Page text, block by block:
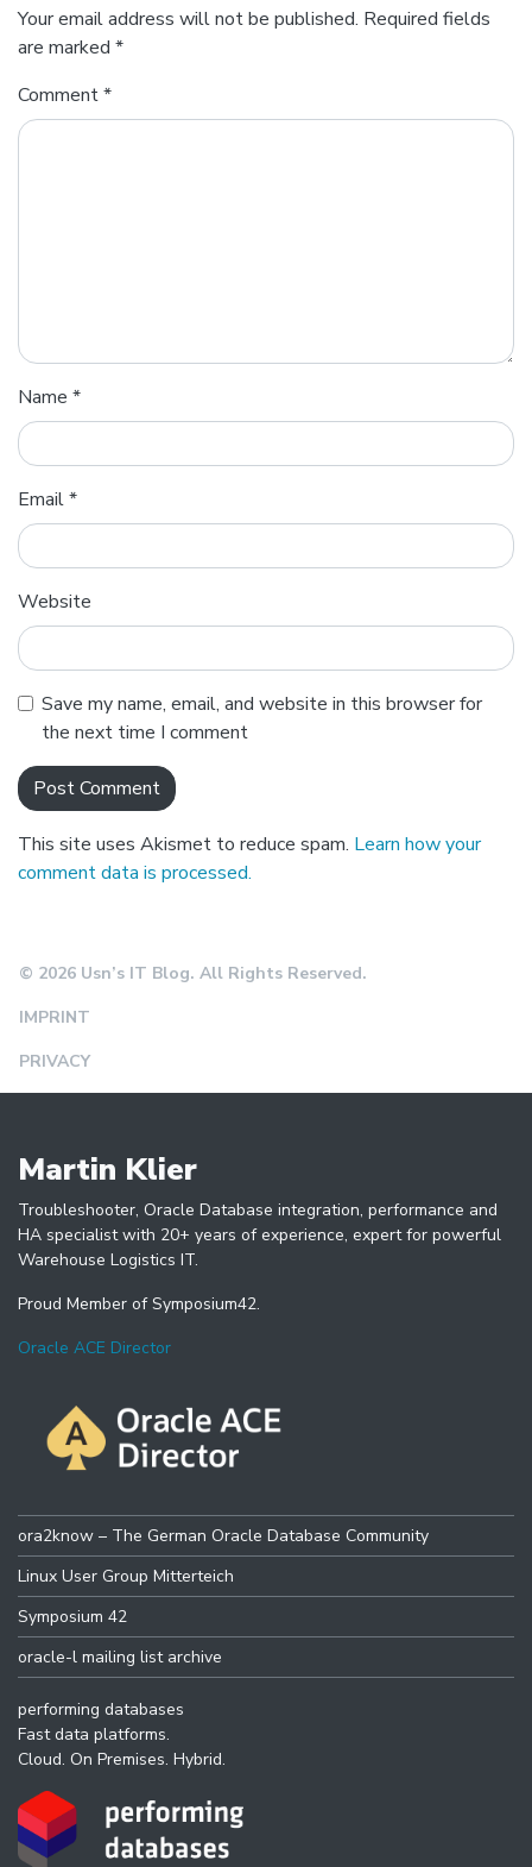
Your email address will not be published. Required fields
are marked *
Comment*
Name *
Email*
Website
Save my name, email, and website in this browser for
the next time I comment
This site uses Akismet to reduce spam. Learn how your
comment data is processed.
© 2026 Usn’s IT Blog. All Rights Reserved.
IMPRINT
PRIVACY
Martin Klier
Troubleshooter, Oracle Database integration, performance and
HA specialist with 20+ years of experience, expert for powerful
Warehouse Logistics IT.
Proud Member of Symposium42.
Oracle ACE Director
ora2know – The German Oracle Database Community
Linux User Group Mitterteich
Symposium 42
oracle-l mailing list archive
performing databases
Fast data platforms.
Cloud. On Premises. Hybrid.